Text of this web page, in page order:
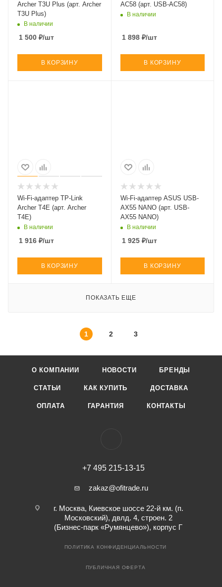
Archer T3U Plus (арт. Archer
T3U Plus)
В наличии
1 500 ₽/шт
В КОРЗИНУ
AC58 (арт. USB-AC58)
В наличии
1 898₽/шт
В КОРЗИНУ
Wi-Fi-адаптер TP-Link
Archer T4E (арт. Archer
T4E)
В наличии
1 916 ₽/шт
В КОРЗИНУ
Wi-Fi-адаптер ASUS USB-
AX55 NANO (арт. USB-
AX55 NANO)
В наличии
1 925₽/шт
В КОРЗИНУ
ПОКАЗАТЬ ЕЩЕ
1 2 3
О КОМПАНИИ НОВОСТИ БРЕНДЫ
СТАТЬИ КАК КУПИТЬ ДОСТАВКА
ОПЛАТА ГАРАНТИЯ КОНТАКТЫ
+7 495 215-13-15
zakaz@ofitrade.ru
г. Москва, Киевское шоссе 22-й км. (п.
Московский), двлд. 4, строен. 2
(Бизнес-парк «Румянцево»), корпус Г
ПОЛИТИКА КОНФИДЕНЦИАЛЬНОСТИ
ПУБЛИЧНАЯ ОФЕРТА